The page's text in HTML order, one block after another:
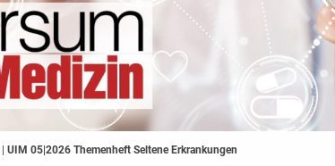
| UIM 05|2026 Themenheft Seltene Erkrankungen